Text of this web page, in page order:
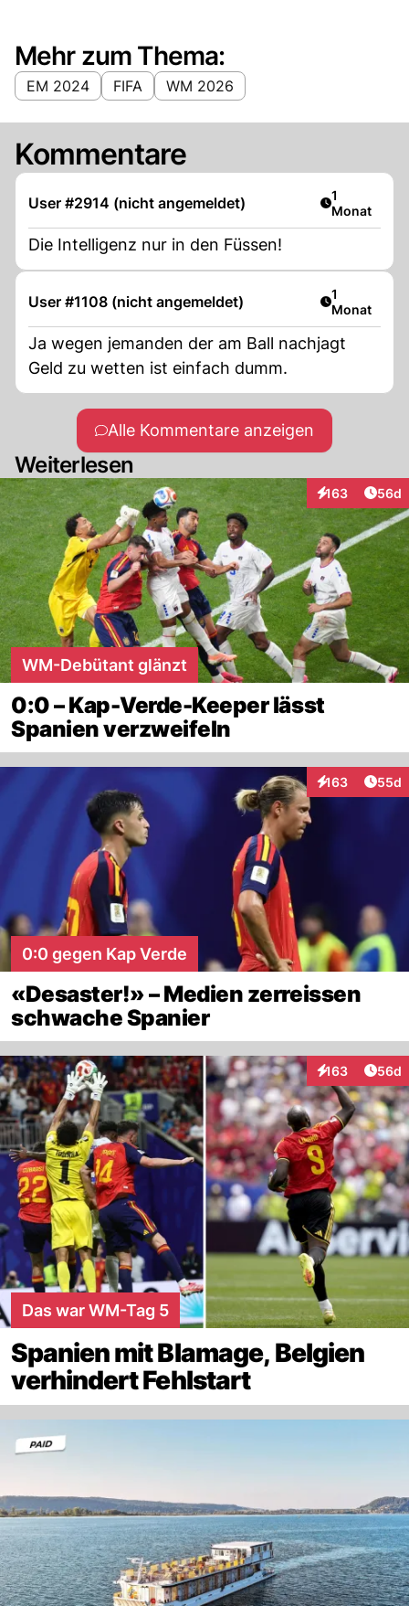
Mehr zum Thema:
EM 2024 FIFA WM 2026
Kommentare
User #2914 (nicht angemeldet) Artikel
1
Monat
Die Intelligenz nur in den Füssen!
User #1108 (nicht angemeldet) Artikel
1
Monat
Ja wegen jemanden der am Ball nachjagt
Geld zu wetten ist einfach dumm.
Alle Kommentare anzeigen
Weiterlesen
163
Interaktionen
56d
WM-Debütant glänzt
0:0 – Kap-Verde-Keeper lässt
Spanien verzweifeln
163
Interaktionen
55d
0:0 gegen Kap Verde
«Desaster!» – Medien zerreissen
schwache Spanier
163
Interaktionen
56d
Das war WM-Tag 5
Spanien mit Blamage, Belgien
verhindert Fehlstart